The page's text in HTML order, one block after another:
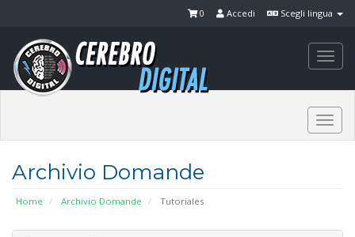
Scegli lingua
Accedi
0
Archivio Domande
Home Archivio Domande Tutoriales